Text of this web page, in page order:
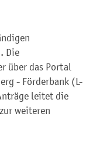
Die
über das Portal
- Förderbank (L-
leitet die
weiteren